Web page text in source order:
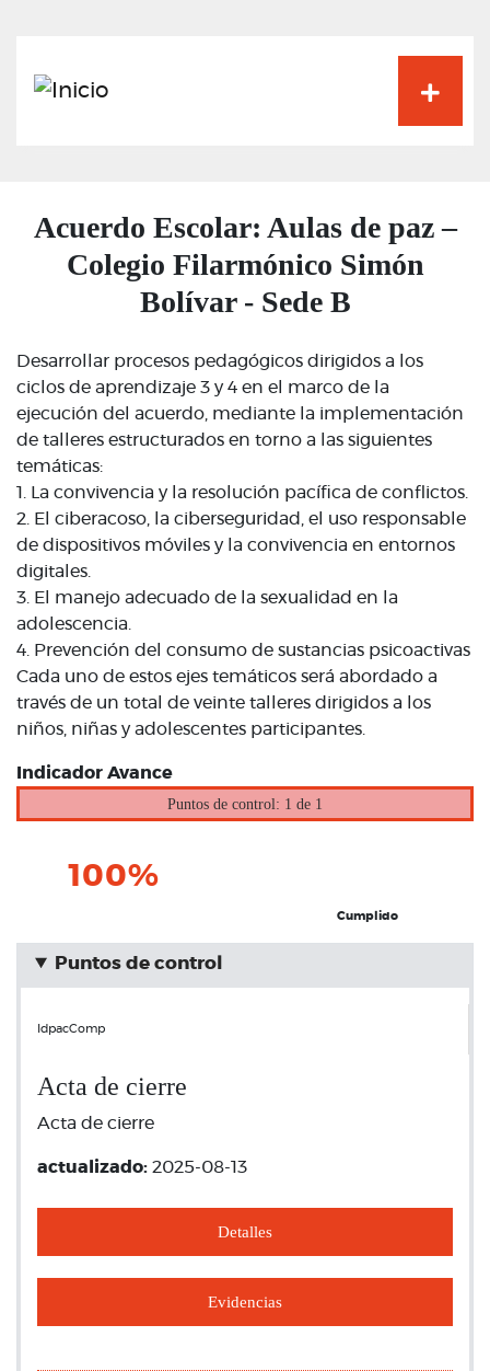
Acuerdo Escolar: Aulas de paz –
Colegio Filarmónico Simón
Bolívar - Sede B
Desarrollar procesos pedagógicos dirigidos a los
ciclos de aprendizaje 3 y 4 en el marco de la
ejecución del acuerdo, mediante la implementación
de talleres estructurados en torno a las siguientes
temáticas:
1. La convivencia y la resolución pacífica de conflictos.
2. El ciberacoso, la ciberseguridad, el uso responsable
de dispositivos móviles y la convivencia en entornos
digitales.
3. El manejo adecuado de la sexualidad en la
adolescencia.
4. Prevención del consumo de sustancias psicoactivas
Cada uno de estos ejes temáticos será abordado a
través de un total de veinte talleres dirigidos a los
niños, niñas y adolescentes participantes.
Indicador Avance
Puntos de control: 1 de 1
100%
Cumplido
Puntos de control
IdpacComp
Acta de cierre
Acta de cierre
actualizado: 2025-08-13
Detalles
Evidencias